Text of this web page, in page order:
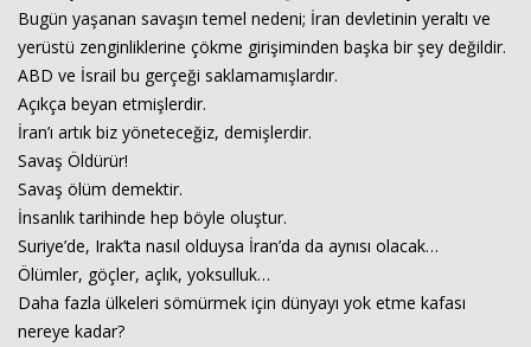
Bugün yaşanan savaşın temel nedeni; İran devletinin yeraltı ve
yerüstü zenginliklerine çökme girişiminden başka bir şey değildir.
ABD ve İsrail bu gerçeği saklamamışlardır.
Açıkça beyan etmişlerdir.
İran’ı artık biz yöneteceğiz, demişlerdir.
Savaş Öldürür!
Savaş ölüm demektir.
İnsanlık tarihinde hep böyle oluştur.
Suriye’de, Irak’ta nasıl olduysa İran’da da aynısı olacak…
Ölümler, göçler, açlık, yoksulluk…
Daha fazla ülkeleri sömürmek için dünyayı yok etme kafası
nereye kadar?